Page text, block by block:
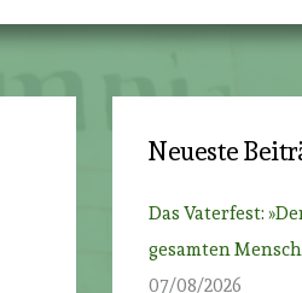
Neueste
Das Vaterfest:
gesamten
07/08/2026